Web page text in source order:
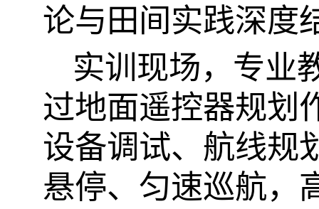
论与田间实践深度
实训现场，专业
过地面遥控器规划
设备调试、航线规
悬停、匀速巡航，